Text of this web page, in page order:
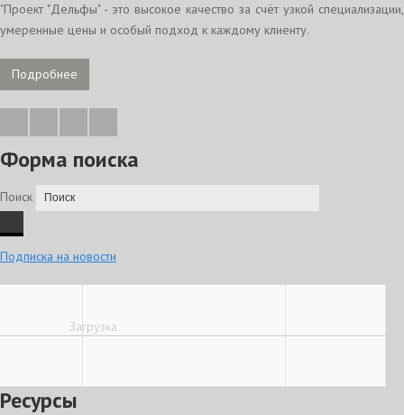
"Проект "Дельфы" - это высокое качество за счёт узкой специализации,
умеренные цены и особый подход к каждому клиенту.
Подробнее
Форма поиска
Поиск
Подписка на новости
Загрузка
Ресурсы